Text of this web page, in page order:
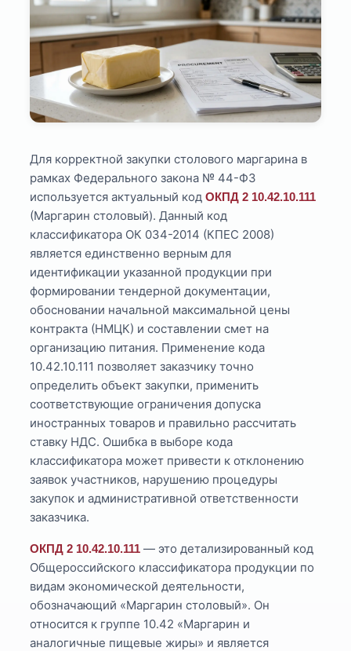
Для корректной закупки столового маргарина в
рамках Федерального закона № 44-ФЗ
используется актуальный кодОКПД 2 10.42.10.111
(Маргарин столовый). Данный код
классификатора ОК 034-2014 (КПЕС 2008)
является единственно верным для
идентификации указанной продукции при
формировании тендерной документации,
обосновании начальной максимальной цены
контракта (НМЦК) и составлении смет на
организацию питания. Применение кода
10.42.10.111 позволяет заказчику точно
определить объект закупки, применить
соответствующие ограничения допуска
иностранных товаров и правильно рассчитать
ставку НДС. Ошибка в выборе кода
классификатора может привести к отклонению
заявок участников, нарушению процедуры
закупок и административной ответственности
заказчика.
ОКПД 2 10.42.10.111 — это детализированный код
Общероссийского классификатора продукции по
видам экономической деятельности,
обозначающий «Маргарин столовый». Он
относится к группе 10.42 «Маргарин и
аналогичные пищевые жиры» и является